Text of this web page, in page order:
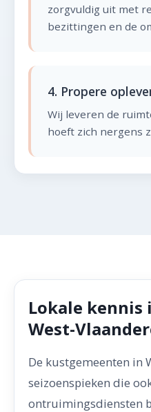
zorgvuldig uit met
bezittingen en de
4. Propere
Wij leveren de
hoeft zich nergens
Lokale kennis
West-
De kustgemeenten in
seizoenspieken die
ontruimingsdiensten